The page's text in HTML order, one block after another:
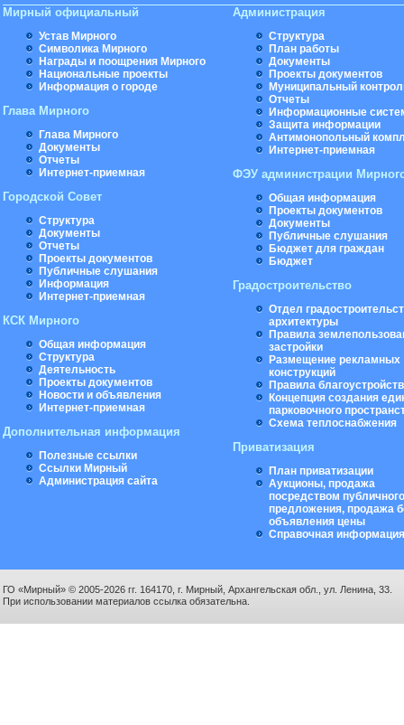
Мирный официальный
Устав Мирного
Символика Мирного
Награды и поощрения Мирного
Национальные проекты
Информация о городе
Глава Мирного
Глава Мирного
Документы
Отчеты
Интернет-приемная
Городской Совет
Структура
Документы
Отчеты
Проекты документов
Публичные слушания
Информация
Интернет-приемная
КСК Мирного
Общая информация
Структура
Деятельность
Проекты документов
Новости и объявления
Интернет-приемная
Дополнительная информация
Полезные ссылки
Ссылки Мирный
Администрация сайта
Администрация
Структура
План работы
Документы
Проекты документов
Муниципальный
Отчеты
Информационные
Защита информации
Антимонопольный
Интернет-приемная
ФЭУ администрации
Общая информация
Проекты документов
Документы
Публичные слушания
Бюджет для граждан
Бюджет
Градостроительство
Отдел
архитектуры
Правила
застройки
Размещение рекламных
конструкций
Правила
Концепция создания
парковочного
Схема теплоснабжения
Приватизация
План приватизации
Аукционы, продажа
посредством публичного
предложения, продажа
объявления цены
Справочная информация
ГО «Мирный» © 2005-2026 гг. 164170, г. Мирный, Архангельская обл., ул. Ленина, 33.
При использовании материалов ссылка обязательна.